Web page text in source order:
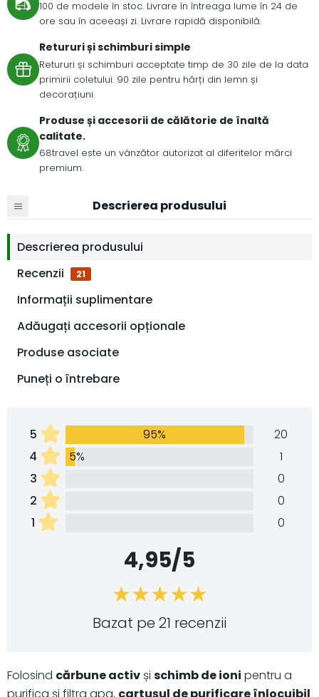
100 de modele în stoc. Livrare în întreaga lume în 24 de
ore sau în aceeași zi. Livrare rapidă disponibilă.
Retururi și schimburi simple
Retururi și schimburi acceptate timp de 30 zile de la data
primirii coletului. 90 zile pentru hărți din lemn și
decorațiuni.
Produse și accesorii de călătorie de înaltă
calitate.
68travel este un vânzător autorizat al diferitelor mărci
premium.
Descrierea produsului
Descrierea produsului
Recenzii
21
Informații suplimentare
Adăugați accesorii opționale
Produse asociate
Puneți o întrebare
5 95%
20
4
5%
1
3
0
2
0
1
0
4,95/5
Bazat pe 21 recenzii
Folosind cărbune activ și schimb de ioni pentru a